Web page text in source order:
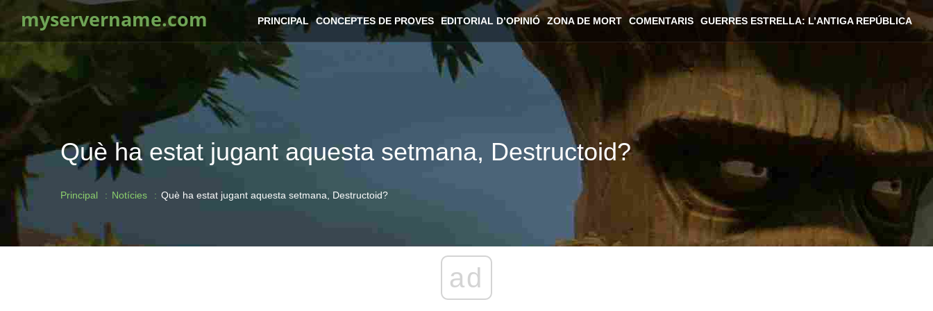
myservername.com PRINCIPAL CONCEPTES DE PROVES EDITORIAL D’OPINIÓ ZONA DE MORT COMENTARIS GUERRES ESTRELLA: L’ANTIGA REPÚBLICA
Què ha estat jugant aquesta setmana, Destructoid?
Principal Notícies Què ha estat jugant aquesta setmana, Destructoid?
ad